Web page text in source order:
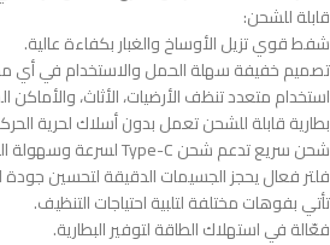
قابلة للشحن:
شفط قوي تزيل الأوساخ والغبار بكفاءة عالية.
تصميم خفيفة سهلة الحمل والاستخدام في أي
استخدام متعدد تنظف الأرضيات، الأثاث، والأماكن
بطارية قابلة للشحن تعمل بدون أسلاك لحرية
شحن سريع تدعم شحن Type-C لسرعة وسهولة الشحن.
فلتر فعال يحجز الجسيمات الدقيقة لتحسين جودة
تأتي بفوهات مختلفة لتلبية احتياجات التنظيف.
فعّالة في استهلاك الطاقة لتوفير البطارية.